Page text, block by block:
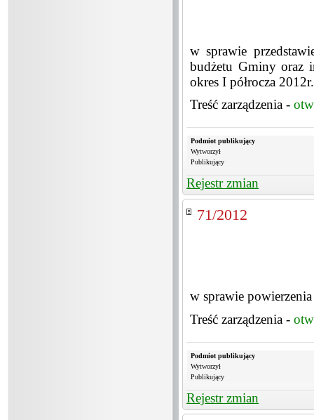
w sprawie
budżetu Gminy oraz
okres I półrocza 2012r.
Treść zarządzenia -
Podmiot publikujący
Wytworzył
Publikujący
Rejestr zmian
71/2012
w sprawie
Treść zarządzenia -
Podmiot publikujący
Wytworzył
Publikujący
Rejestr zmian